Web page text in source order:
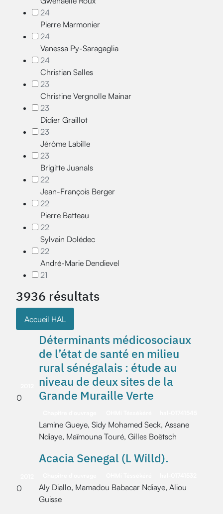
24
Pierre Marmonier
24
Vanessa Py-Saragaglia
24
Christian Salles
23
Christine Vergnolle Mainar
23
Didier Graillot
23
Jérôme Labille
23
Brigitte Juanals
22
Jean-François Berger
22
Pierre Batteau
22
Sylvain Dolédec
22
André-Marie Dendievel
21
3936 résultats
Accueil HAL
0
Déterminants médicosociaux
de l’état de santé en milieu
rural sénégalais : étude au
niveau de deux sites de la
Grande Muraille Verte
Lamine Gueye, Sidy Mohamed Seck, Assane
Ndiaye, Maïmouna Touré, Gilles Boëtsch
0
Acacia Senegal (L Willd).
Aly Diallo, Mamadou Babacar Ndiaye, Aliou
Guisse